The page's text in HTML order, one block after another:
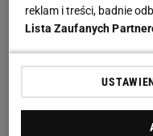
Tak Polacy wypadli
Zniszczoł wreszcie
- Ten ostatni skok
faktycznie wyglądały
reklam i treści, badnie
Lista Zaufanych